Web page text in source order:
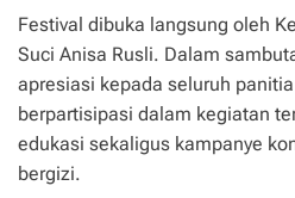
Festival dibuka langsung oleh
Suci Anisa Rusli. Dalam
apresiasi kepada seluruh
berpartisipasi dalam kegiatan
edukasi sekaligus kampanye
bergizi.